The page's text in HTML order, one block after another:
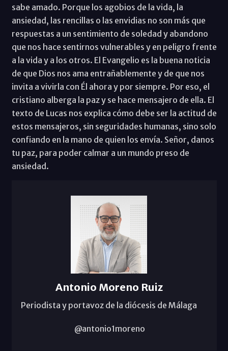
sabe amado. Porque los agobios de la vida, la
ansiedad, las rencillas o las envidias no son más que
respuestas a un sentimiento de soledad y abandono
que nos hace sentirnos vulnerables y en peligro frente
a la vida y a los otros. El Evangelio es la buena noticia
de que Dios nos ama entrañablemente y de que nos
invita a vivirla con Él ahora y por siempre. Por eso, el
cristiano alberga la paz y se hace mensajero de ella. El
texto de Lucas nos explica cómo debe ser la actitud de
estos mensajeros, sin seguridades humanas, sino solo
confiando en la mano de quien los envía. Señor, danos
tu paz, para poder calmar a un mundo preso de
ansiedad.
Antonio Moreno Ruiz
Periodista y portavoz de la diócesis de Málaga
@antonio1moreno